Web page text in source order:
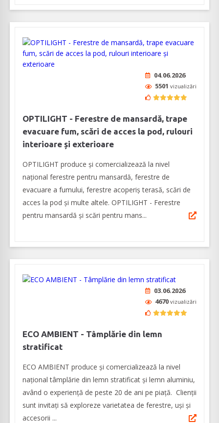
04.06.2026
5501 vizualizări
OPTILIGHT - Ferestre de mansardă, trape
evacuare fum, scări de acces la pod, rulouri
interioare și exterioare
OPTILIGHT produce şi comercializează la nivel
naţional ferestre pentru mansardă, ferestre de
evacuare a fumului, ferestre acoperiş terasă, scări de
acces la pod și multe altele. OPTILIGHT - Ferestre
pentru mansardă şi scări pentru mans...
03.06.2026
4670 vizualizări
ECO AMBIENT - Tâmplărie din lemn
stratificat
ECO AMBIENT produce şi comercializează la nivel
naţional tâmplărie din lemn stratificat şi lemn aluminiu,
având o experienţă de peste 20 de ani pe piaţă. Clienţii
sunt invitaţi să exploreze varietatea de ferestre, uşi şi
accesorii ...